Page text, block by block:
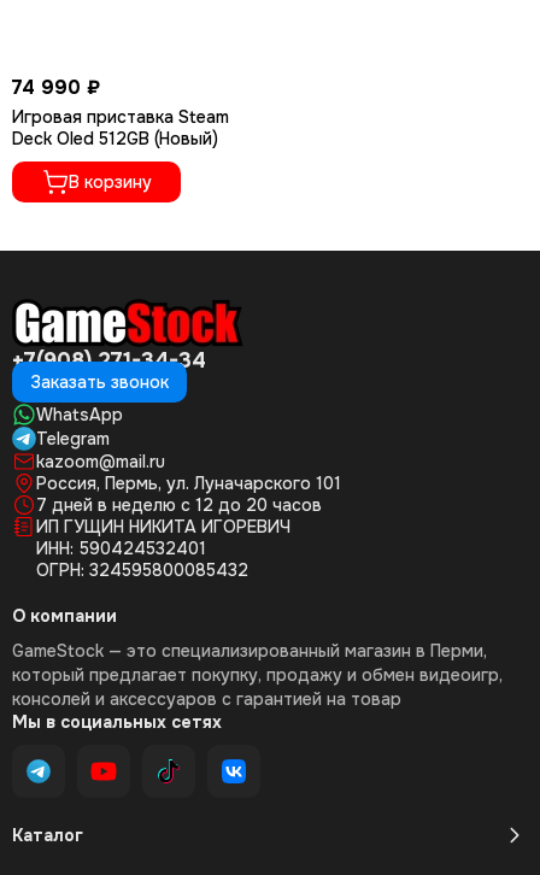
74 990 ₽
Игровая приставка Steam
Deck Oled 512GB (Новый)
В корзину
+7(908) 271-34-34
Заказать звонок
WhatsApp
Telegram
kazoom@mail.ru
Россия, Пермь, ул. Луначарского 101
7 дней в неделю с 12 до 20 часов
ИП ГУЩИН НИКИТА ИГОРЕВИЧ
ИНН: 590424532401
ОГРН: 324595800085432
Каталог
О компании
GameStock — это специализированный магазин в Перми,
который предлагает покупку, продажу и обмен видеоигр,
консолей и аксессуаров с гарантией на товар
Мы в социальных сетях